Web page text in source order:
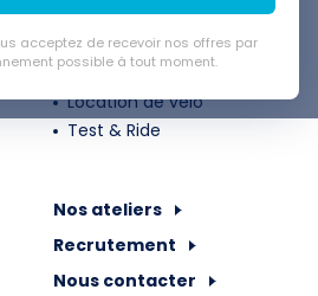
Services
Subventions
Politique de retour
Location de vélo
Test & Ride
Nos ateliers
Recrutement
Nous contacter
acceptez de recevoir nos offres par
possible à tout moment.